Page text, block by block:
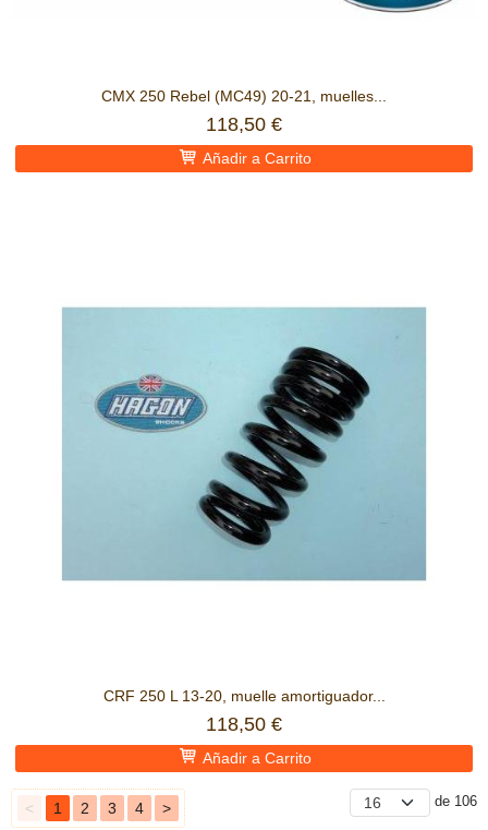
CMX 250 Rebel (MC49) 20-21, muelles...
118,50 €
Añadir a Carrito
CRF 250 L 13-20, muelle amortiguador...
118,50 €
Añadir a Carrito
< 1 2 3 4 > de 106